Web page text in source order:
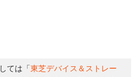
ては「 東芝デバイス＆ストレー